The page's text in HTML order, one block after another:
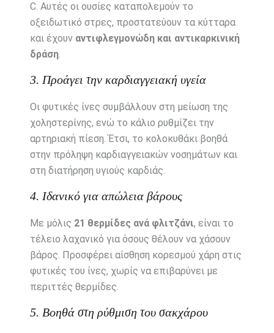
C. Αυτές οι ουσίες καταπολεμούν το
οξειδωτικό στρες, προστατεύουν τα κύτταρα
και έχουν αντιφλεγμονώδη και αντικαρκινική
δράση.
3. Προάγει την καρδιαγγειακή υγεία
Οι φυτικές ίνες συμβάλλουν στη μείωση της
χοληστερίνης, ενώ το κάλιο ρυθμίζει την
αρτηριακή πίεση. Έτσι, το κολοκυθάκι βοηθά
στην πρόληψη καρδιαγγειακών νοσημάτων και
στη διατήρηση υγιούς καρδιάς.
4. Ιδανικό για απώλεια βάρους
Με μόλις 21 θερμίδες ανά φλιτζάνι, είναι το
τέλειο λαχανικό για όσους θέλουν να χάσουν
βάρος. Προσφέρει αίσθηση κορεσμού χάρη στις
φυτικές του ίνες, χωρίς να επιβαρύνει με
περιττές θερμίδες.
5. Βοηθά στη ρύθμιση του σακχάρου